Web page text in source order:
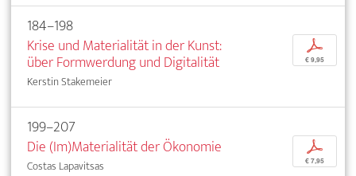
184–198
Krise und Materialität in der Kunst:
über Formwerdung und Digitalität
Kerstin Stakemeier
p
€ 9,95
199–207
Die (Im)Materialität der Ökonomie
Costas Lapavitsas
p
€ 7,95